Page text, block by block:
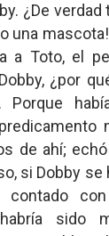
¿De verdad
una
a Toto, el
¿por
Porque
de ahí;
si Dobby se
contado
sido